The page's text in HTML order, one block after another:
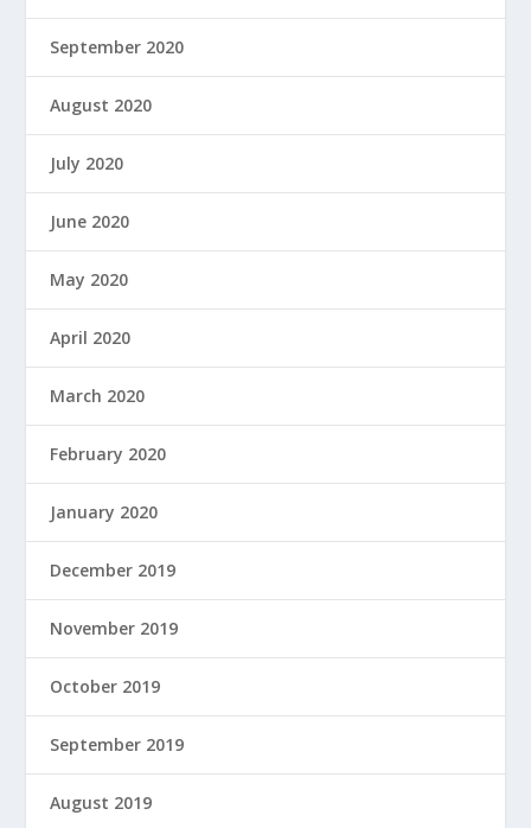
September 2020
August 2020
July 2020
June 2020
May 2020
April 2020
March 2020
February 2020
January 2020
December 2019
November 2019
October 2019
September 2019
August 2019